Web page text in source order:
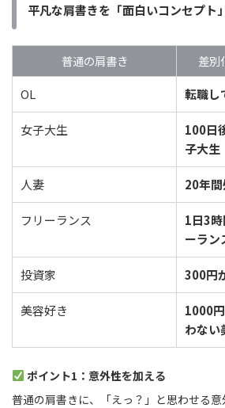
平凡な肩書きを「面白いコンセプト
普通の肩書き
差別
OL
転職し
女子大生
100日
子大生
人妻 20年
フリーランス
1日3
ーラン
投資家 300円
美容好き
1000
わない
ポイント1：意外性を加える
普通の肩書きに、「えっ？」と思わせる意